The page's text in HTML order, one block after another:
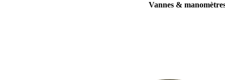
Vannes &